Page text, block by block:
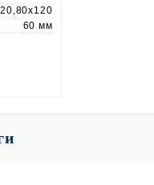
60 мм